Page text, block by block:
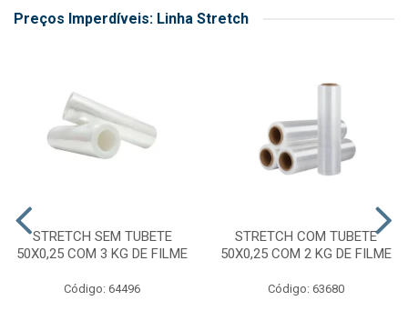
Preços Imperdíveis: Linha Stretch
STRETCH SEM TUBETE
50X0,25 COM 3 KG DE FILME
Código: 64496
STRETCH COM TUBETE
50X0,25 COM 2 KG DE FILME
Código: 63680